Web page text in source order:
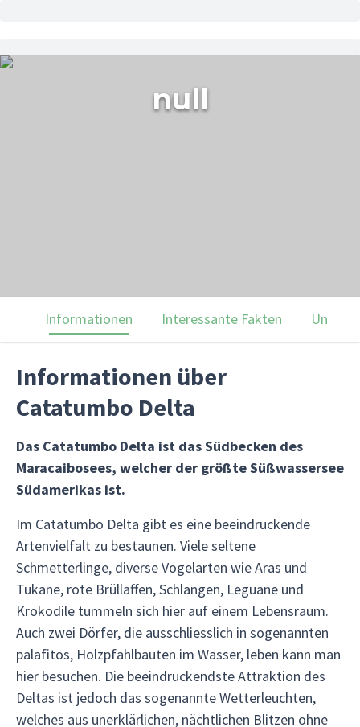
null
Informationen Interessante Fakten Unsere
Informationen über
Catatumbo Delta
Das Catatumbo Delta ist das Südbecken des
Maracaibosees, welcher der größte Süßwassersee
Südamerikas ist.
Im Catatumbo Delta gibt es eine beeindruckende
Artenvielfalt zu bestaunen. Viele seltene
Schmetterlinge, diverse Vogelarten wie Aras und
Tukane, rote Brüllaffen, Schlangen, Leguane und
Krokodile tummeln sich hier auf einem Lebensraum.
Auch zwei Dörfer, die ausschliesslich in sogenannten
palafitos, Holzpfahlbauten im Wasser, leben kann man
hier besuchen. Die beeindruckendste Attraktion des
Deltas ist jedoch das sogenannte Wetterleuchten,
welches aus unerklärlichen, nächtlichen Blitzen ohne